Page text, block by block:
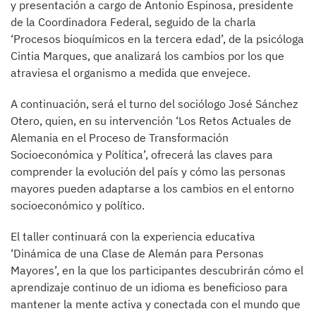
y presentación a cargo de Antonio Espinosa, presidente
de la Coordinadora Federal, seguido de la charla
‘Procesos bioquímicos en la tercera edad’, de la psicóloga
Cintia Marques, que analizará los cambios por los que
atraviesa el organismo a medida que envejece.
A continuación, será el turno del sociólogo José Sánchez
Otero, quien, en su intervención ‘Los Retos Actuales de
Alemania en el Proceso de Transformación
Socioeconómica y Política’, ofrecerá las claves para
comprender la evolución del país y cómo las personas
mayores pueden adaptarse a los cambios en el entorno
socioeconómico y político.
El taller continuará con la experiencia educativa
‘Dinámica de una Clase de Alemán para Personas
Mayores’, en la que los participantes descubrirán cómo el
aprendizaje continuo de un idioma es beneficioso para
mantener la mente activa y conectada con el mundo que